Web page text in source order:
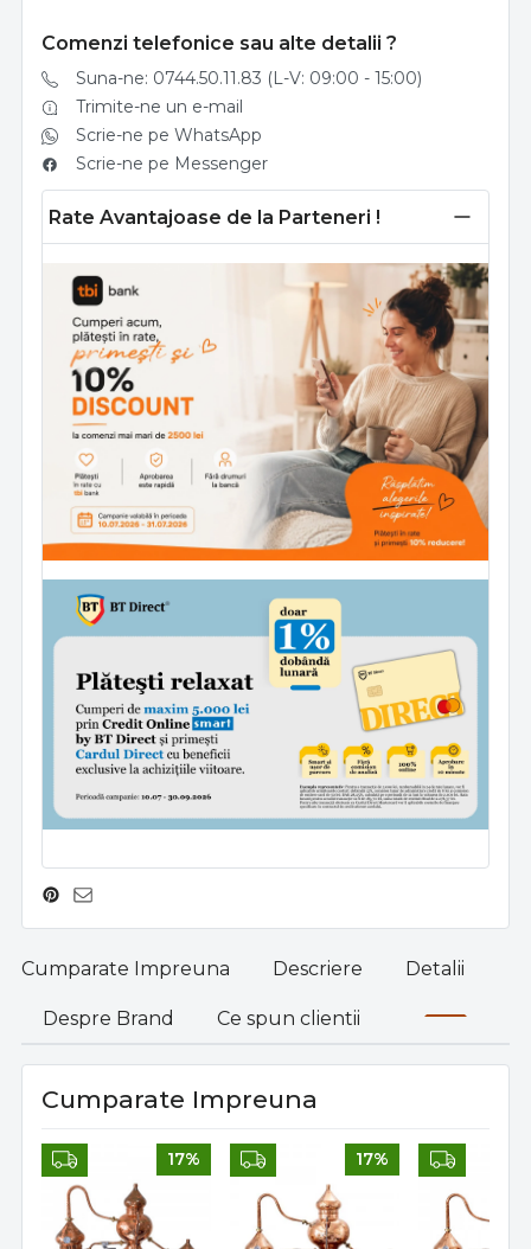
Comenzi telefonice sau alte detalii ?
Suna-ne: 0744.50.11.83 (L-V: 09:00 - 15:00)
Trimite-ne un e-mail
Scrie-ne pe WhatsApp
Scrie-ne pe Messenger
Rate Avantajoase de la Parteneri !
Cumparate Impreuna Descriere Detalii
Despre Brand Ce spun clientii
Cumparate Impreuna
17% 17%